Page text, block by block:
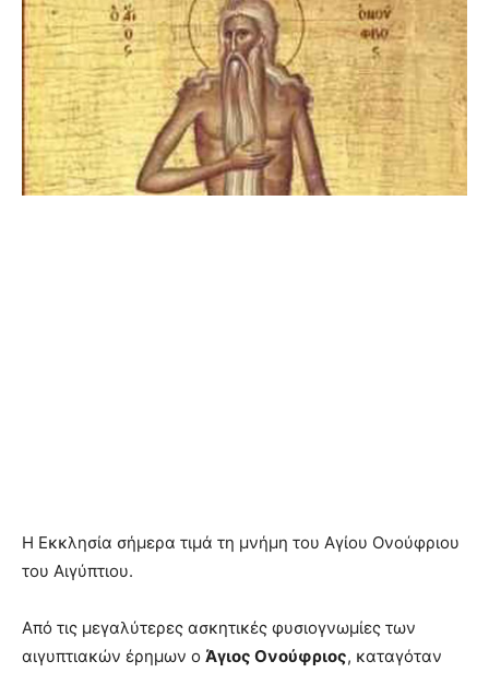
Η Εκκλησία σήμερα τιμά τη μνήμη του Αγίου Ονούφριου
του Αιγύπτιου.
Από τις μεγαλύτερες ασκητικές φυσιογνωμίες των
αιγυπτιακών έρημων ο Άγιος Ονούφριος, καταγόταν